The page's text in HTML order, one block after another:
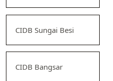
CIDB Sungai Besi
CIDB Bangsar